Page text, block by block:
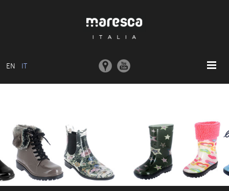
EN IT
STAMPI E MACCHINARI
COMUNICAZIONE